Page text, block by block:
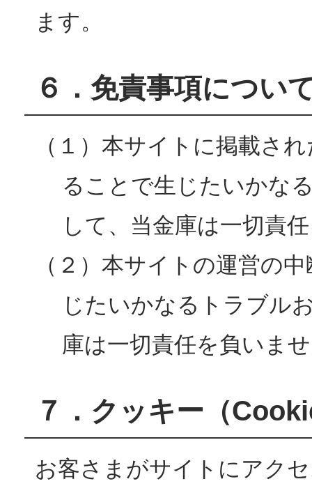
ます。
６．免責事項につい
（１）本サイトに掲載さ
ることで生じたいかな
して、当金庫は一切責
（２）本サイトの運営の
じたいかなるトラブル
庫は一切責任を負いま
７．クッキー（
お客さまがサイトにアク